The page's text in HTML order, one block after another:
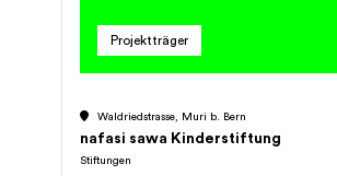
neuen und die Förderung von bereits
Children's Home BHCH unterstützen.
geographischen Prioritäten sind
Randgebiete des Himalaya, wie
Projektträger
Waldriedstrasse, Muri b. Bern
nafasi sawa Kinderstiftung
Stiftungen